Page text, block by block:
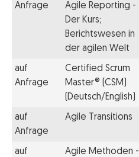
Anfrage
Agile Reporting -
Der Kurs;
Berichtswesen in
der agilen Welt
auf
Anfrage
Certified Scrum
Master® (CSM)
(Deutsch/English)
auf
Anfrage
Agile Transitions
auf
Agile Methoden -